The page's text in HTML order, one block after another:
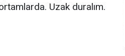
Uzak duralım.